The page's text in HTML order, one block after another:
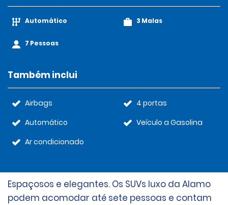
Automático
7 Pessoas
3 Malas
Também inclui
Airbags
Automático
Ar condicionado
4 portas
Veículo a Gasolina
Espaçosos e elegantes. Os SUVs luxo da Alamo
podem acomodar até sete pessoas e contam